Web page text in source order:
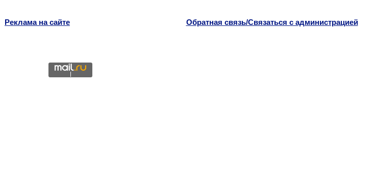
Реклама на сайте Обратная связь/Связаться с администрацией